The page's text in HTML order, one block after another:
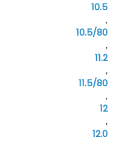
10.5
,
10.5/80
,
11.2
,
11.5/80
,
12
,
12.0